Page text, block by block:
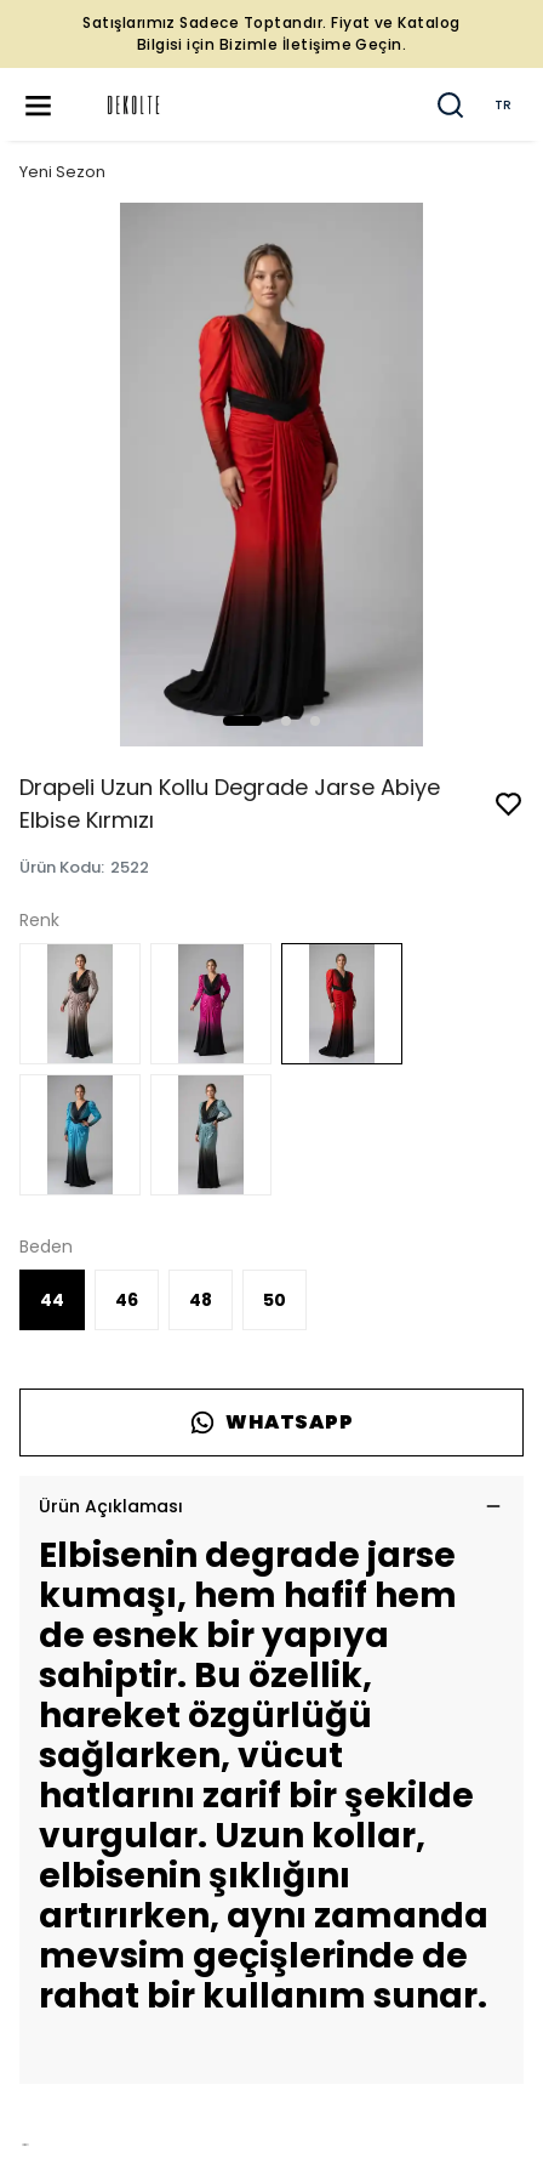
Satışlarımız Sadece Toptandır. Fiyat ve Katalog
Bilgisi için Bizimle İletişime Geçin.
TR
Yeni Sezon
Drapeli Uzun Kollu Degrade Jarse Abiye
Elbise Kırmızı
Ürün Kodu: 2522
Renk
Beden
44 46 48 50
WHATSAPP
Ürün Açıklaması
Elbisenin degrade jarse
kumaşı, hem hafif hem
de esnek bir yapıya
sahiptir. Bu özellik,
hareket özgürlüğü
sağlarken, vücut
hatlarını zarif bir şekilde
vurgular. Uzun kollar,
elbisenin şıklığını
artırırken, aynı zamanda
mevsim geçişlerinde de
rahat bir kullanım sunar.